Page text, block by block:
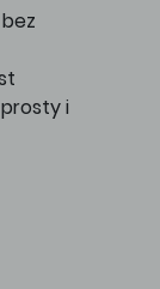
i